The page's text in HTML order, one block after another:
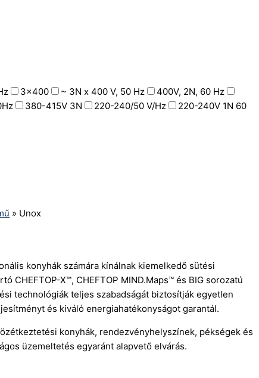
3x400 ~ 3N x 400 V, 50 Hz
400V, 2N, 60 Hz
380-415V 3N 220-240/50 V/Hz
220-240V 1N 60
» Unox
konyhák számára kínálnak kiemelkedő sütési
X™, CHEFTOP MIND.Maps™ és BIG sorozatú
technológiák teljes szabadságát biztosítják egyetlen
és kiváló energiahatékonyságot garantál.
konyhák, rendezvényhelyszínek, pékségek és
üzemeltetés egyaránt alapvető elvárás.